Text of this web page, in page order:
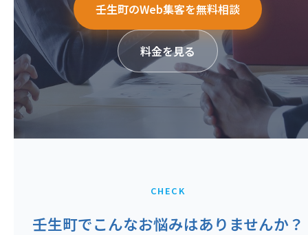
壬生町のWeb集客を無料相談
料金を見る
CHECK
壬生町でこんなお悩みはありませんか？